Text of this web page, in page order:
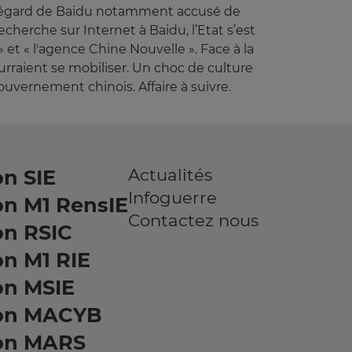
de Baidu notamment accusé de
sur Internet à Baidu, l’Etat s’est
« l'agence Chine Nouvelle ». Face à la
se mobiliser. Un choc de culture
chinois. Affaire à suivre.
SIE
M1 RensIE
RSIC
M1 RIE
MSIE
MACYB
MARS
Actualités
Infoguerre
Contactez nous